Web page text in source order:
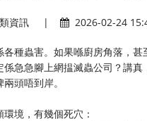
資訊 | 2026-02-24
種蟲害。如果喺廚房角落，
急急腳上網揾滅蟲公司？講
頭唔到岸。
境，有幾個死穴：